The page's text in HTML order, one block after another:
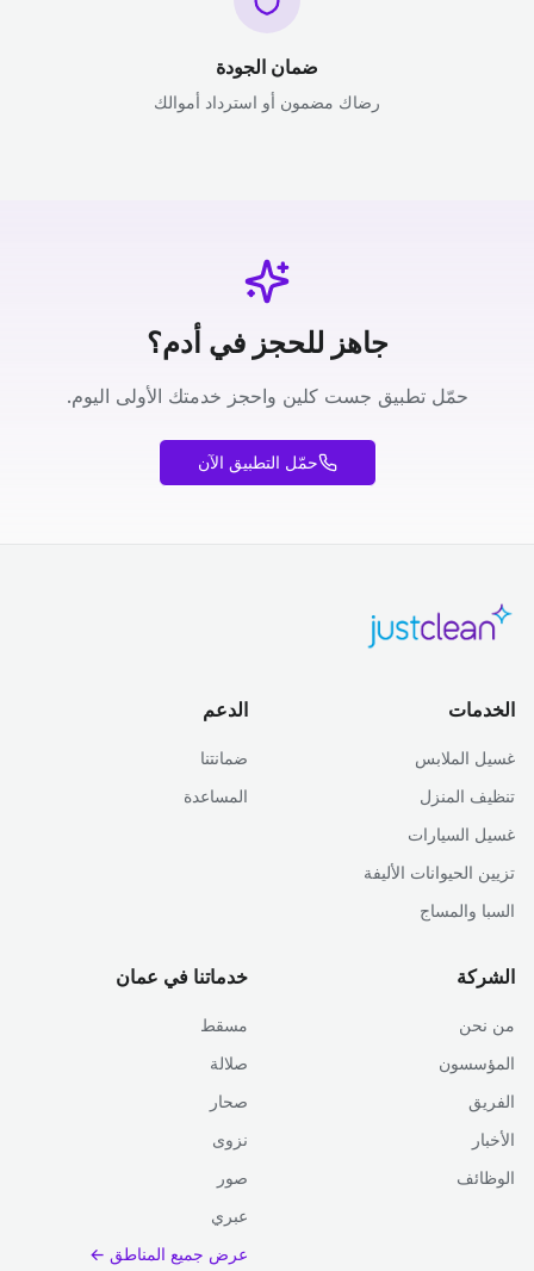
ضمان الجودة
رضاك مضمون أو استرداد أموالك
جاهز للحجز في أدم؟
حمّل تطبيق جست كلين واحجز خدمتك الأولى اليوم.
حمّل التطبيق الآن
الخدمات
غسيل الملابس
تنظيف المنزل
غسيل السيارات
تزيين الحيوانات الأليفة
السبا والمساج
الدعم
ضمانتنا
المساعدة
الشركة
من نحن
المؤسسون
الفريق
الأخبار
الوظائف
خدماتنا في عمان
مسقط
صلالة
صحار
نزوى
صور
عبري
عرض جميع المناطق ←